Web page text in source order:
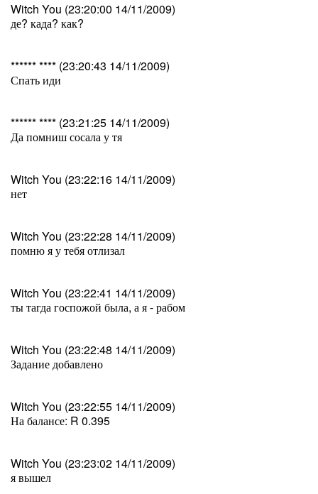
Witch You (23:20:00 14/11/2009)
де? када? как?
****** **** (23:20:43 14/11/2009)
Спать иди
****** **** (23:21:25 14/11/2009)
Да помниш сосала у тя
Witch You (23:22:16 14/11/2009)
нет
Witch You (23:22:28 14/11/2009)
помню я у тебя отлизал
Witch You (23:22:41 14/11/2009)
ты тагда госпожой была, а я - рабом
Witch You (23:22:48 14/11/2009)
Задание добавлено
Witch You (23:22:55 14/11/2009)
На балансе: R 0.395
Witch You (23:23:02 14/11/2009)
я вышел